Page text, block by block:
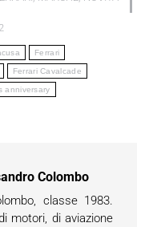
Ferrari
Ferrari Cavalcade
anniversary
Colombo
classe 1983.
motori, di aviazione